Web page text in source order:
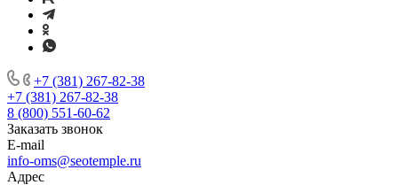
+7 (381) 267-82-38
+7 (381) 267-82-38
8 (800) 551-60-62
Заказать звонок
E-mail
info-oms@seotemple.ru
Адрес